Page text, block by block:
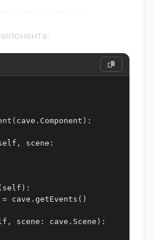
.
( cave . Component ) :
, scene :
self ) :
= cave . getEvents ( )
, scene : cave . Scene ) :